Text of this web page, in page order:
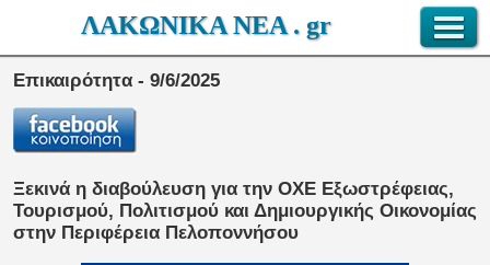
ΛΑΚΩΝΙΚΑ ΝΕΑ . gr
Επικαιρότητα - 9/6/2025
Ξεκινά η διαβούλευση για την ΟΧΕ Εξωστρέφειας,
Τουρισμού, Πολιτισμού και Δημιουργικής Οικονομίας
στην Περιφέρεια Πελοποννήσου